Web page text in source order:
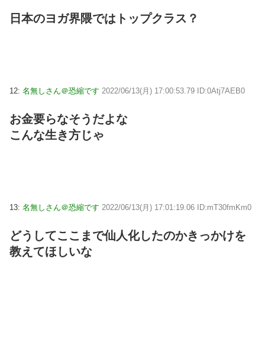
日本のヨガ界隈ではトップクラス？
12: 名無しさん＠恐縮です 2022/06/13(月) 17:00:53.79 ID:0Atj7AEB0
お金要らなそうだよな
こんな生き方じゃ
13: 名無しさん＠恐縮です 2022/06/13(月) 17:01:19.06 ID:mT30fmKm0
どうしてここまで仙人化したのかきっかけを
教えてほしいな